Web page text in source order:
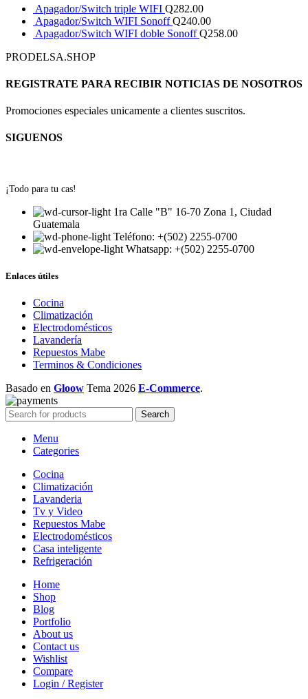
Apagador/Switch triple WIFI Q282.00
Apagador/Switch WIFI SonoffQ240.00
Apagador/Switch WIFI doble SonoffQ258.00
PRODELSA.SHOP
REGISTRATE PARA RECIBIR NOTICIAS DE NOSOTROS
Promociones especiales unicamente a clientes suscritos.
SIGUENOS
¡Todo para tu cas!
1ra Calle "B" 16-70 Zona 1, Ciudad
Guatemala
Teléfono: +(502) 2255-0700
Whatsapp: +(502) 2255-0700
Enlaces útiles
Cocina
Climatización
Electrodomésticos
Lavandería
Repuestos Mabe
Terminos & Condiciones
Basado en Gloow Tema 2026 E-Commerce.
Search
Menu
Categories
Cocina
Climatización
Lavanderia
Tv y Video
Repuestos Mabe
Electrodomésticos
Casa inteligente
Refrigeración
Home
Shop
Blog
Portfolio
About us
Contact us
Wishlist
Compare
Login / Register